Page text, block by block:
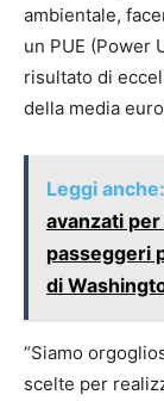
ambientale,
un PUE (Power
risultato di
della media
Leggi anche:
avanzati
passeggeri
di
“Siamo
scelte per